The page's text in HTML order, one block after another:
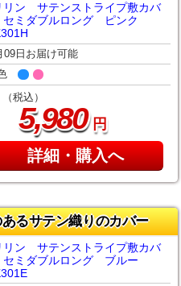
リン サテンストライプ敷カバ
ミダブルロング ピンク
09日お届け可能
（税込）
5,980円
詳細・購入へ
るサテン織りのカバー
リン サテンストライプ敷カバ
ミダブルロング ブルー